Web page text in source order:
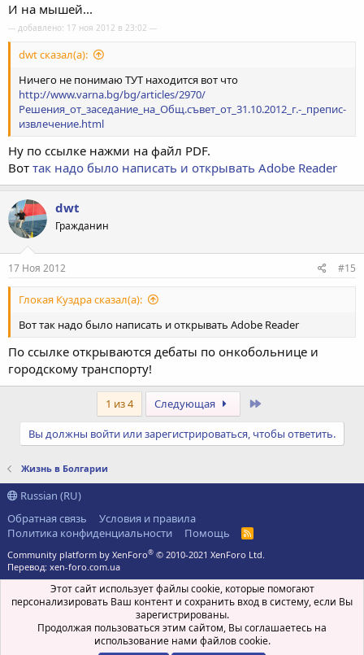
И на мышей...
--- добавлено: 17 ноя 2012 в 23:02 ---
dwt сказал(а):
Ничего не понимаю ТУТ находится вот что
http://www.varna.bg/bg/articles/2970/
Решения_от_заседание_на_Общ.съвет_от_31.10.2012_г.-_препис-
извлечение.html
Ну по ссылке нажми на файл PDF.
Вот так надо было написать и открывать Adobe Reader
dwt
Гражданин
17 Ноя 2012 #15
Глокая Куздра сказал(а):
Вот так надо было написать и открывать Adobe Reader
По ссылке открываются дебаты по онкобольнице и
городскому транспорту!
1 из 4 Следующая
Вы должны войти или зарегистрироваться, чтобы ответить.
Жизнь в Болгарии
Russian (RU)
Обратная связь
Условия и правила
Политика конфиденциальности
Помощь
R
S
Community platform by XenForo® © 2010-2021 XenForo Ltd.
Перевод: xen-foro.com.ua
Этот сайт использует файлы cookie, которые помогают
персонализировать Ваш контент и сохранить вход в систему, если Вы
зарегистрированы.
Продолжая пользоваться этим сайтом, Вы соглашаетесь на
использование нами файлов cookie.